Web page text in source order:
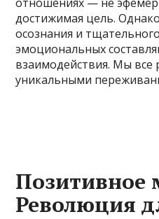
достижимая цель.
осознания и
эмоциональных
взаимодействия. Мы все
уникальными
Революция